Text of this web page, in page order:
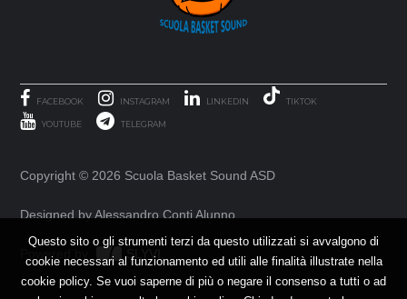
FACEBOOK INSTAGRAM LINKEDIN TIKTOK
YOUTUBE TELEGRAM
Copyright © 2026 Scuola Basket Sound ASD
Designed by Alessandro Conti Alunno
Powered by SLYVI.
Questo sito o gli strumenti terzi da questo utilizzati si avvalgono di
cookie necessari al funzionamento ed utili alle finalità illustrate nella
cookie policy. Se vuoi saperne di più o negare il consenso a tutti o ad